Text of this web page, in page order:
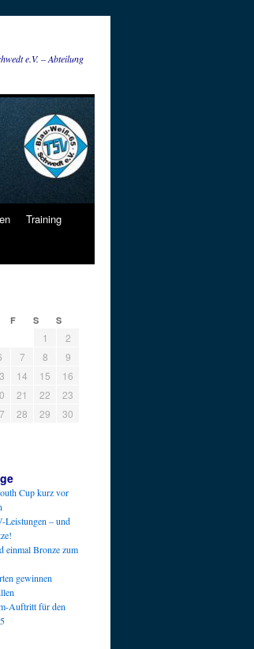
e.V. – Abteilung
Training
F S S
1
2
7 8
9
14 15
16
21 22
23
28 29
30
Cup kurz vor
Leistungen – und
einmal Bronze zum
gewinnen
Auftritt für den